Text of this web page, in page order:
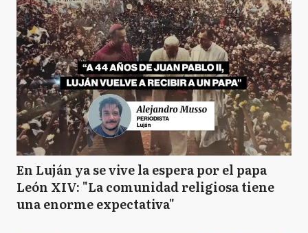
En Luján ya se vive la espera por el papa
León XIV: "La comunidad religiosa tiene
una enorme expectativa"